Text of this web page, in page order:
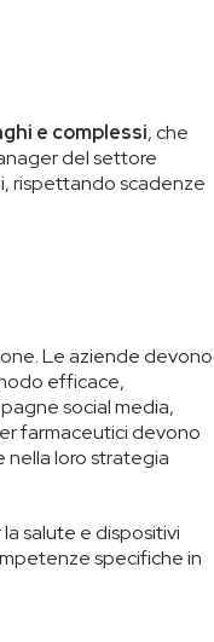
e complessi, che
del settore
rispettando scadenze
Le aziende devono
efficace,
social media,
farmaceutici devono
nella loro strategia
salute e dispositivi
specifiche in